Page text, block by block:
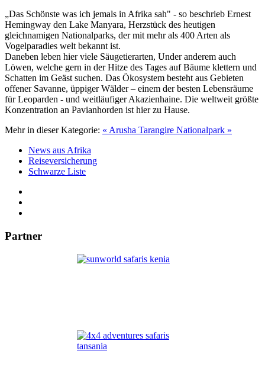
„Das Schönste was ich jemals in Afrika sah" - so beschrieb Ernest
Hemingway den Lake Manyara, Herzstück des heutigen
gleichnamigen Nationalparks, der mit mehr als 400 Arten als
Vogelparadies welt bekannt ist.
Daneben leben hier viele Säugetierarten, Under anderem auch
Löwen, welche gern in der Hitze des Tages auf Bäume klettern und
Schatten im Geäst suchen. Das Ökosystem besteht aus Gebieten
offener Savanne, üppiger Wälder – einem der besten Lebensräume
für Leoparden - und weitläufiger Akazienhaine. Die weltweit größte
Konzentration an Pavianhorden ist hier zu Hause.
Mehr in dieser Kategorie: « Arusha Tarangire Nationalpark »
News aus Afrika
Reiseversicherung
Schwarze Liste
Partner